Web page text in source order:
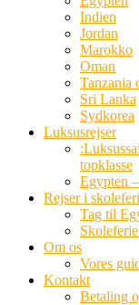
Indien
Jordan
Marokko
Oman
Tanzania
Sri Lanka
Sydkorea
Luksusrejser
topklasse
Egypten
Rejser i
Tag til
Om os
Vores
Kontakt
Betaling